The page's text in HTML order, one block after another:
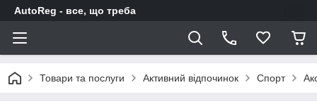
AutoReg - все, що треба
Товари та послуги Активний відпочинок Спорт